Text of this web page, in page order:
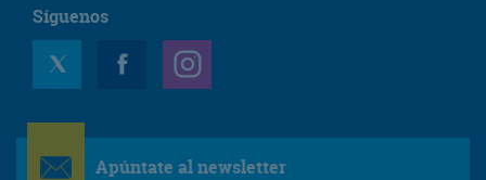
Síguenos
Apúntate al newsletter